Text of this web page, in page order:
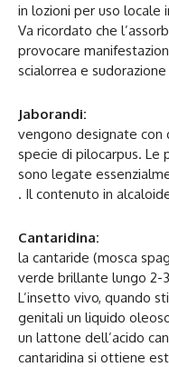
in lozioni per uso locale
Va ricordato che
provocare
scialorrea e
Jaborandi:
vengono designate
specie di pilocarpus. Le
sono legate
. Il contenuto in
Cantaridina:
la cantaride (mosca
verde brillante lungo 2-
L’insetto vivo, quando
genitali un liquido
un lattone dell’acido
cantaridina si ottiene